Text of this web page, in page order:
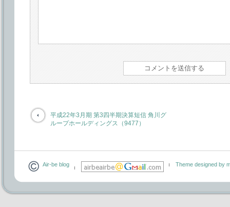
平成22年3月期 第3四半期決算短信 角川グ
ループホールディングス（9477）
Air-be blog Theme designed by